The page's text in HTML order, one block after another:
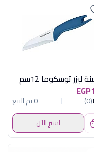
ليزر توسكوما 12سم
(0)
0 تم البيع
اشترِ الآن